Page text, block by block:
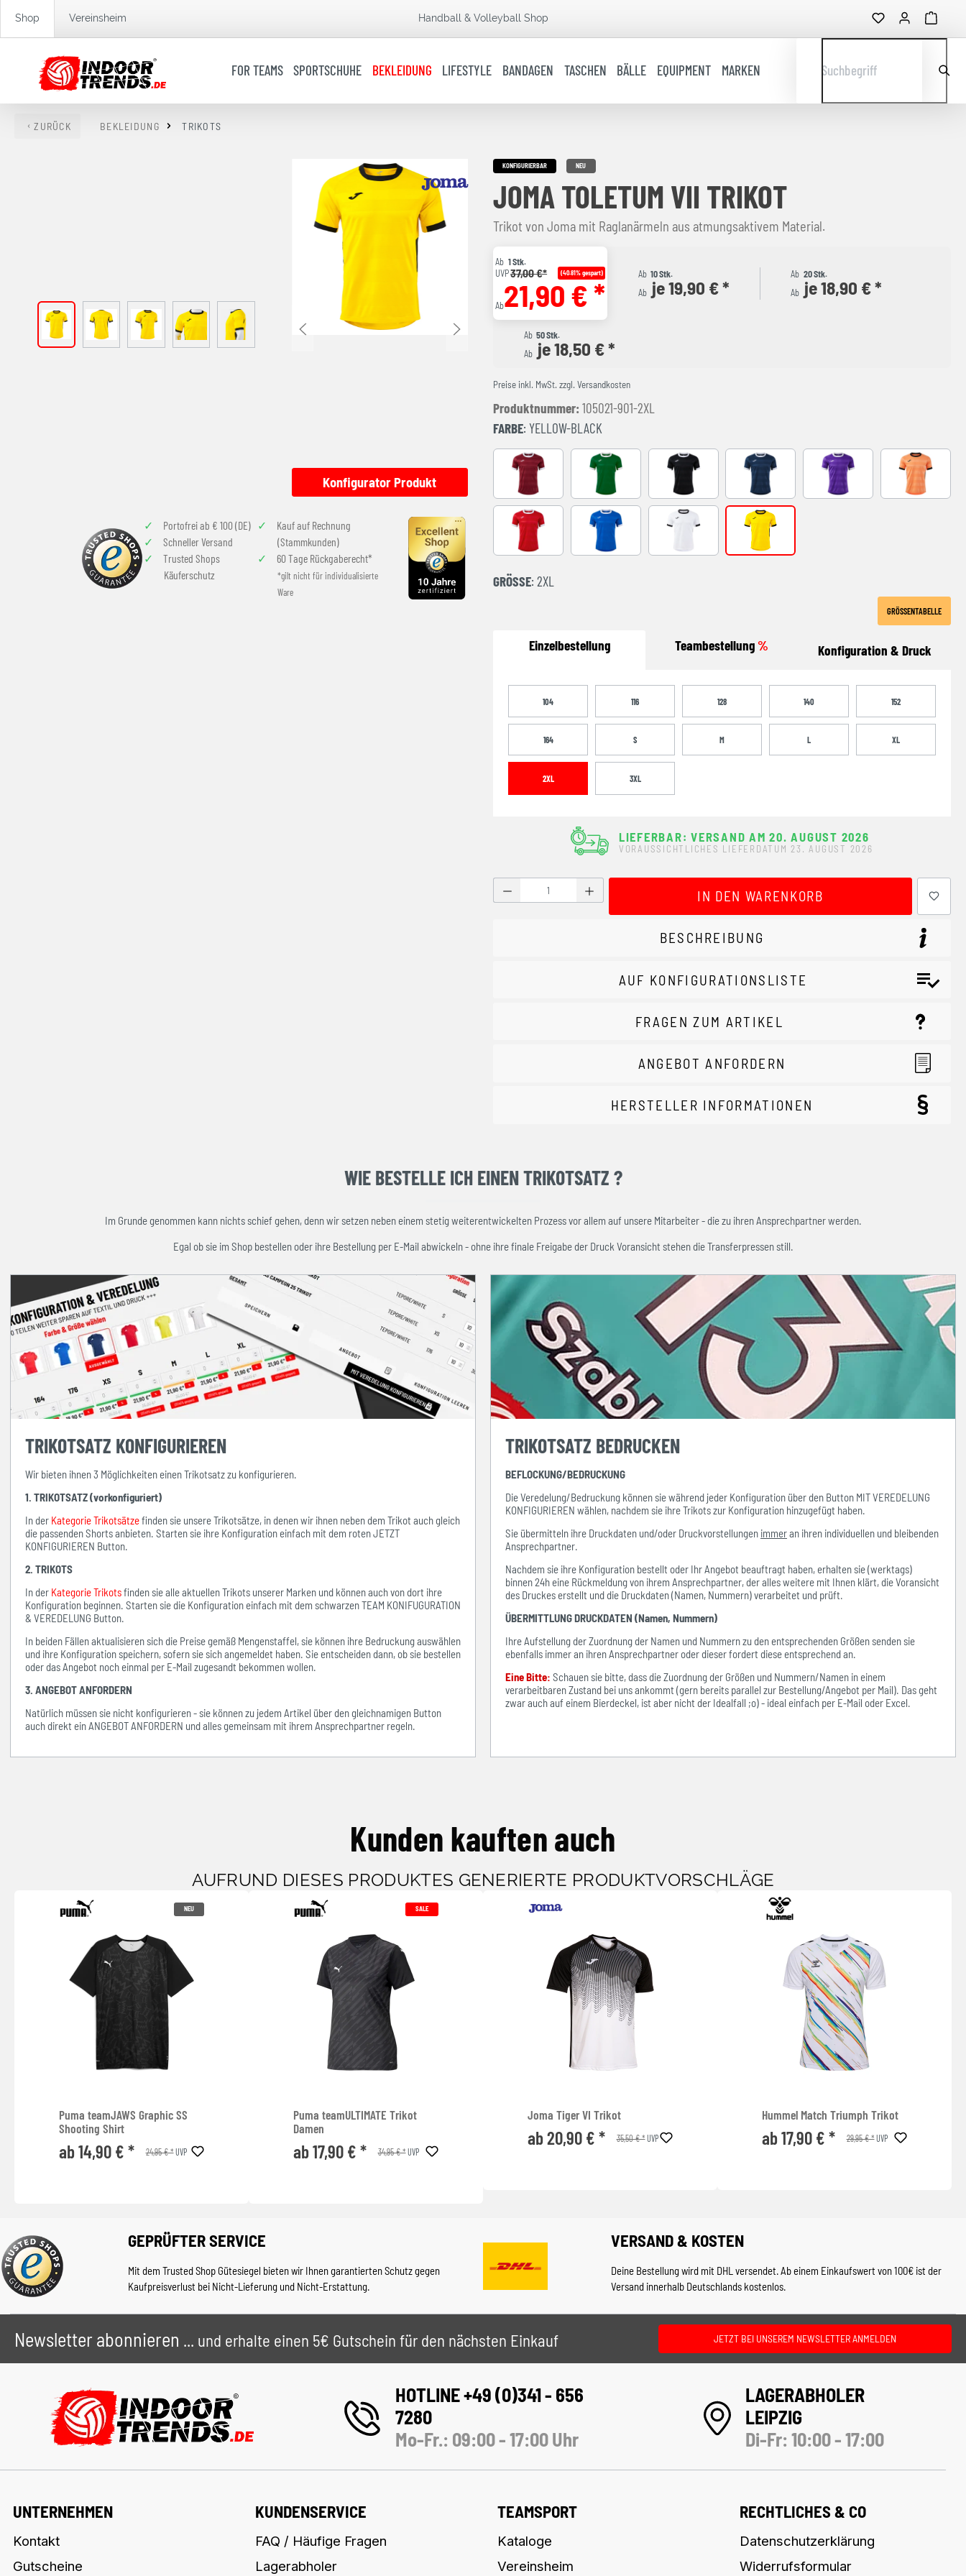
Zur Hauptnavigation springen
Shop Vereinsheim Handball & Volleyball Shop
FOR TEAMS SPORTSCHUHE BEKLEIDUNG LIFESTYLE BANDAGEN TASCHEN BÄLLE EQUIPMENT MARKEN Suchbegriff
ZURÜCK BEKLEIDUNG TRIKOTS
Konfigurator Produkt
Portofrei ab € 100 (DE)
Schneller Versand
Trusted Shops
Käuferschutz
Kauf auf Rechnung
(Stammkunden)
60 Tage Rückgaberecht*
*gilt nicht für individualisierte
Ware
KONFIGURIERBAR NEU
JOMA TOLETUM VII TRIKOT
Trikot von Joma mit Raglanärmeln aus atmungsaktivem Material.
Ab 1 Stk.
UVP37,00 €* (40.81% gespart)
Ab21,90 € *
Ab 10 Stk.
Ab je 19,90 € *
Ab 20 Stk.
Ab je 18,90 € *
Ab 50 Stk.
Ab je 18,50 € *
Preise inkl. MwSt. zzgl. Versandkosten
Produktnummer: 105021-901-2XL
FARBE: YELLOW-BLACK
BURGUNDY GREEN-WHITE DARK NAVY BLANCO VIOLETA-BLANCO ORANGE-
RED-WHITE ROYAL-WHITE YELLOW-BLACK
GRÖSSE : 2XL
GRÖSSENTABELLE
Einzelbestellung Teambestellung% Konfiguration & Druck
104 116 128 140 152
164 S M L XL
2XL 3XL
LIEFERBAR: VERSAND AM 20. AUGUST 2026
VORAUSSICHTLICHES LIEFERDATUM 23. AUGUST 2026
Produkt Anzahl: Gib den gewünschten Wert ein oder benutze die Schaltflächen
IN DEN WARENKORB
BESCHREIBUNG
AUF KONFIGURATIONSLISTE
FRAGEN ZUM ARTIKEL
ANGEBOT ANFORDERN
HERSTELLER INFORMATIONEN
WIE BESTELLE ICH EINEN TRIKOTSATZ ?
Im Grunde genommen kann nichts schief gehen, denn wir setzen neben einem stetig weiterentwickelten Prozess vor allem auf unsere Mitarbeiter - die zu ihren Ansprechpartner werden.
Egal ob sie im Shop bestellen oder ihre Bestellung per E-Mail abwickeln - ohne ihre finale Freigabe der Druck Voransicht stehen die Transferpressen still.
TRIKOTSATZ KONFIGURIEREN
Wir bieten ihnen 3 Möglichkeiten einen Trikotsatz zu konfigurieren.
1. TRIKOTSATZ (vorkonfiguriert)
In der Kategorie Trikotsätzefinden sie unsere Trikotsätze, in denen wir ihnen neben dem Trikot auch gleich
die passenden Shorts anbieten. Starten sie ihre Konfiguration einfach mit dem roten JETZT
KONFIGURIEREN Button.
2. TRIKOTS
In der Kategorie Trikotsfinden sie alle aktuellen Trikots unserer Marken und können auch von dort ihre
Konfiguration beginnen. Starten sie die Konfiguration einfach mit dem schwarzen TEAM KONIFUGURATION
& VEREDELUNG Button.
In beiden Fällen aktualisieren sich die Preise gemäß Mengenstaffel, sie können ihre Bedruckung auswählen
und ihre Konfiguration speichern, sofern sie sich angemeldet haben. Sie entscheiden dann, ob sie bestellen
oder das Angebot noch einmal per E-Mail zugesandt bekommen wollen.
3. ANGEBOT ANFORDERN
Natürlich müssen sie nicht konfigurieren - sie können zu jedem Artikel über den gleichnamigen Button
auch direkt ein ANGEBOT ANFORDERN und alles gemeinsam mit ihrem Ansprechpartner regeln.
TRIKOTSATZ BEDRUCKEN
BEFLOCKUNG/BEDRUCKUNG
Die Veredelung/Bedruckung können sie während jeder Konfiguration über den Button MIT VEREDELUNG
KONFIGURIEREN wählen, nachdem sie ihre Trikots zur Konfiguration hinzugefügt haben.
Sie übermitteln ihre Druckdaten und/oder Druckvorstellungen immeran ihren individuellen und bleibenden
Ansprechpartner.
Nachdem sie ihre Konfiguration bestellt oder Ihr Angebot beauftragt haben, erhalten sie (werktags)
binnen 24h eine Rückmeldung von ihrem Ansprechpartner, der alles weitere mit Ihnen klärt, die Voransicht
des Druckes erstellt und die Druckdaten (Namen, Nummern) verarbeitet und prüft.
ÜBERMITTLUNG DRUCKDATEN (Namen, Nummern)
Ihre Aufstellung der Zuordnung der Namen und Nummern zu den entsprechenden Größen senden sie
ebenfalls immer an ihren Ansprechpartner oder dieser fordert diese entsprechend an.
Eine Bitte: Schauen sie bitte, dass die Zuordnung der Größen und Nummern/Namen in einem
verarbeitbaren Zustand bei uns ankommt (gern bereits parallel zur Bestellung/Angebot per Mail). Das geht
zwar auch auf einem Bierdeckel, ist aber nicht der Idealfall ;o) - ideal einfach per E-Mail oder Excel.
Kunden kauften auch
AUFRUND DIESES PRODUKTES GENERIERTE PRODUKTVORSCHLÄGE
NEU
Puma teamJAWS Graphic SS
Shooting Shirt
ab 14,90 € * 24,95 € *UVP
SALE
Puma teamULTIMATE Trikot
Damen
ab 17,90 € * 34,95 € *UVP
Joma Tiger VI Trikot
ab 20,90 € * 35,50 € *UVP
Hummel Match Triumph Trikot
ab 17,90 € * 29,95 € *UVP
GEPRÜFTER SERVICE
Mit dem Trusted Shop Gütesiegel bieten wir Ihnen garantierten Schutz gegen
Kaufpreisverlust bei Nicht-Lieferung und Nicht-Erstattung.
VERSAND & KOSTEN
Deine Bestellung wird mit DHL versendet. Ab einem Einkaufswert von 100€ ist der
Versand innerhalb Deutschlands kostenlos.
Newsletter abonnieren ... und erhalte einen 5€ Gutschein für den nächsten Einkauf JETZT BEI UNSEREM NEWSLETTER ANMELDEN
HOTLINE +49 (0)341 - 656
7280
Mo-Fr.: 09:00 - 17:00 Uhr
LAGERABHOLER
LEIPZIG
Di-Fr: 10:00 - 17:00
UNTERNEHMEN
Kontakt
Gutscheine
KUNDENSERVICE
FAQ / Häufige Fragen
Lagerabholer
TEAMSPORT
Kataloge
Vereinsheim
RECHTLICHES & CO
Datenschutzerklärung
Widerrufsformular